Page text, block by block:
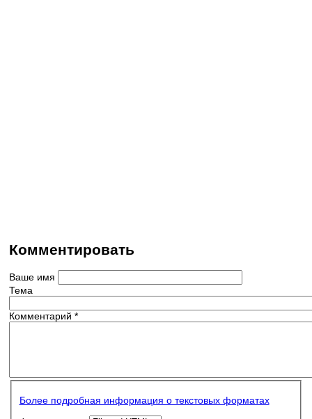
Комментировать
Ваше имя
Тема
Комментарий *
Более подробная информация о текстовых форматах